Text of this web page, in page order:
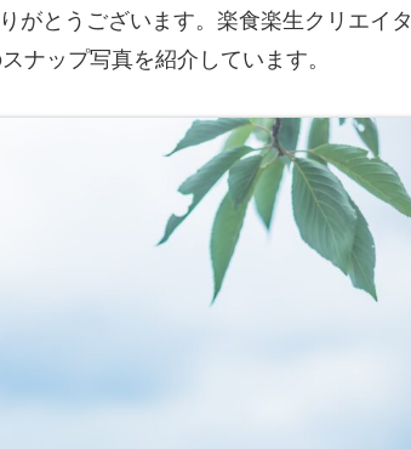
がとうございます。楽食楽生クリエイタ
ナップ写真を紹介しています。